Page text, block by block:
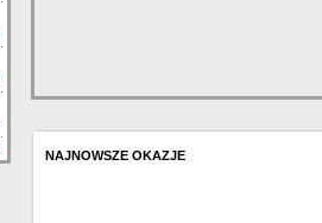
NAJNOWSZE OKAZJE